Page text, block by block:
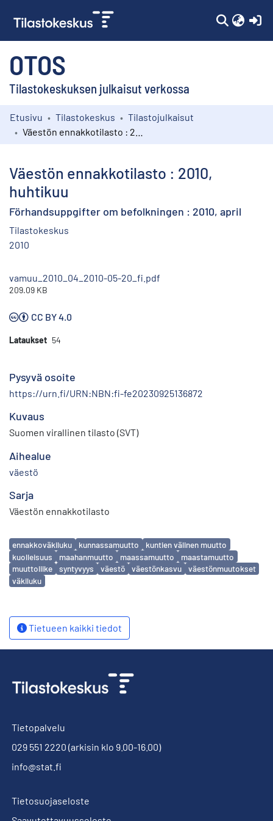
OTOS
Tilastokeskuksen julkaisut verkossa
Kokoelmat
Etusivu Tilastokeskus
Tilastojulkaisut
Väestön ennakkotilasto : 2010,
huhtikuu
Förhandsuppgifter om befolkningen : 2010, april
Tilastokeskus
2010
vamuu_2010_04_2010-05-20_fi.pdf
209.09 KB
CC BY 4.0
Lataukset 54
Pysyvä osoite
https://urn.fi/URN:NBN:fi-fe20230925136872
Kuvaus
Suomen virallinen tilasto (SVT)
Aihealue
väestö
Sarja
Väestön ennakkotilasto
Avainsanat
ennakkoväkiluku kunnassamuutto
kuntien välinen muutto
kuolleisuus
maahanmuutto maassamuutto
maastamuutto
muuttoliike
syntyvyys väestö väestönkasvu
väestönmuutokset
väkiluku
Tietueen kaikki tiedot
Tietopalvelu
029 551 2220 (arkisin klo 9.00-16.00)
info@stat.fi
Tietosuojaseloste